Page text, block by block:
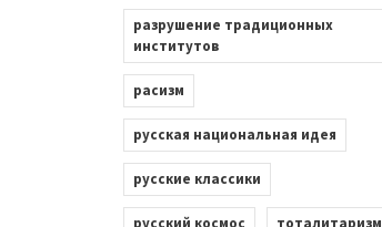
разрушение традиционных
институтов
расизм
русская национальная идея
русские классики
русский космос тоталитаризм